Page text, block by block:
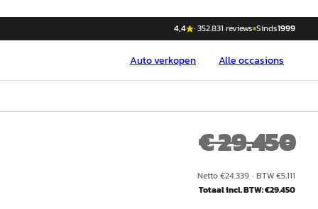
4,4 ·352.831 reviews Sinds1999
Autoverkopen Alle occasions
€ 29.450
Netto €24.339 · BTW €5.111
Totaal incl. BTW: €29.450